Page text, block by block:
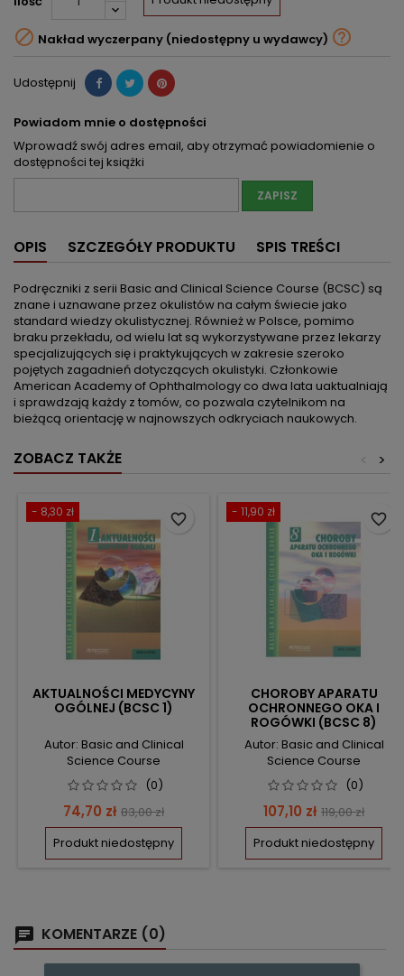
 Nakład wyczerpany (niedostępny u wydawcy) 
Udostępnij
Powiadom mnie o dostępności
Wprowadź swój adres email, aby otrzymać powiadomienie o
dostępności tej książki
ZAPISZ
OPIS SZCZEGÓŁY PRODUKTU SPIS TREŚCI
Podręczniki z serii Basic and Clinical Science Course (BCSC) są
znane i uznawane przez okulistów na całym świecie jako
standard wiedzy okulistycznej. Również w Polsce, pomimo
braku przekładu, od wielu lat są wykorzystywane przez lekarzy
specjalizujących się i praktykujących w zakresie szeroko
pojętych zagadnień dotyczących okulistyki. Członkowie
American Academy of Ophthalmology co dwa lata uaktualniają
i sprawdzają każdy z tomów, co pozwala czytelnikom na
bieżącą orientację w najnowszych odkryciach naukowych.
ZOBACZ TAKŻE >
<
- 8,30 zł
AKTUALNOŚCI MEDYCYNY
OGÓLNEJ (BCSC 1)
Autor: Basic and Clinical
Science Course
(0)
Cena
74,70 zł Cena
podstawowa
83,00 zł
Produkt niedostępny
favorite_border - 11,90 zł
CHOROBY APARATU
OCHRONNEGO OKA I
ROGÓWKI (BCSC 8)
Autor: Basic and Clinical
Science Course
(0)
Cena
107,10 zł Cena
119,00 zł
Produkt niedostępny
favorite_border
KOMENTARZE (0)